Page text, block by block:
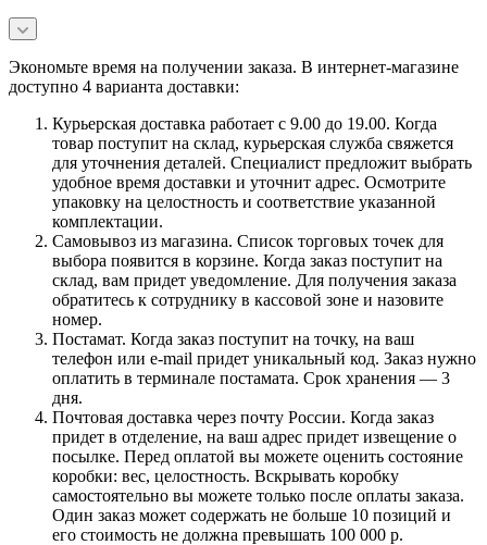
Экономьте время на получении заказа. В интернет-магазине
доступно 4 варианта доставки:
Курьерская доставка работает с 9.00 до 19.00. Когда
товар поступит на склад, курьерская служба свяжется
для уточнения деталей. Специалист предложит выбрать
удобное время доставки и уточнит адрес. Осмотрите
упаковку на целостность и соответствие указанной
комплектации.
Самовывоз из магазина. Список торговых точек для
выбора появится в корзине. Когда заказ поступит на
склад, вам придет уведомление. Для получения заказа
обратитесь к сотруднику в кассовой зоне и назовите
номер.
Постамат. Когда заказ поступит на точку, на ваш
телефон или e-mail придет уникальный код. Заказ нужно
оплатить в терминале постамата. Срок хранения — 3
дня.
Почтовая доставка через почту России. Когда заказ
придет в отделение, на ваш адрес придет извещение о
посылке. Перед оплатой вы можете оценить состояние
коробки: вес, целостность. Вскрывать коробку
самостоятельно вы можете только после оплаты заказа.
Один заказ может содержать не больше 10 позиций и
его стоимость не должна превышать 100 000 р.